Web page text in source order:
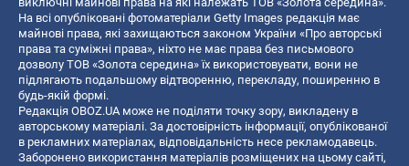
На всі опубліковані фотоматеріали Getty Images редакція має
майнові права, які захищаються законом України «Про авторські
права та суміжні права», ніхто не має права без письмового
дозволу ТОВ «Золота середина» їх використовувати, вони не
підлягають подальшому відтворенню, перекладу, поширенню в
будь-якій формі.
Редакція OBOZ.UA може не поділяти точку зору, викладену в
авторському матеріалі. За достовірність інформації, опублікованої
в рекламних матеріалах, відповідальність несе рекламодавець.
Заборонено використання матеріалів розміщених на цьому сайті,